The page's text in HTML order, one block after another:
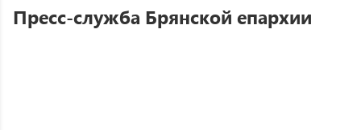
Пресс-служба Брянской епархии